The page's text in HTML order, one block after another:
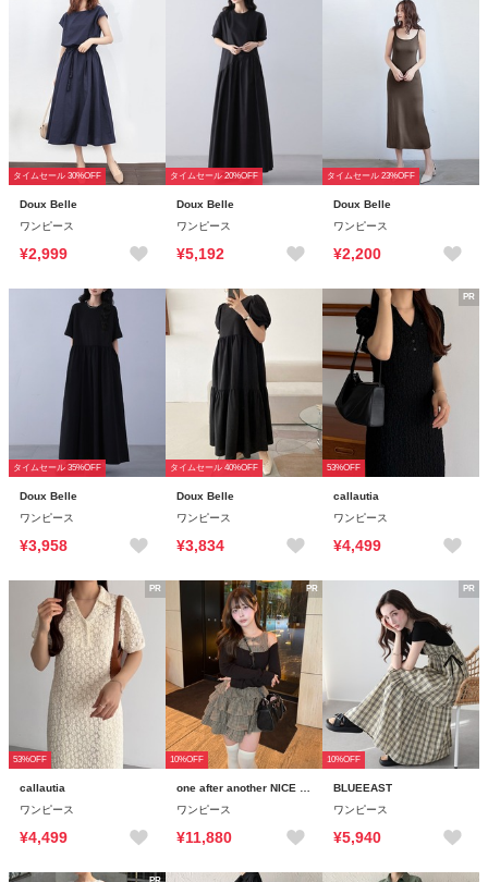
タイムセール 30%OFF
Doux Belle
ワンピース
¥2,999
タイムセール 20%OFF
Doux Belle
ワンピース
¥5,192
タイムセール 23%OFF
Doux Belle
ワンピース
¥2,200
タイムセール 35%OFF
Doux Belle
ワンピース
¥3,958
タイムセール 40%OFF
Doux Belle
ワンピース
¥3,834
PR
53%OFF
callautia
ワンピース
¥4,499
PR
53%OFF
callautia
ワンピース
¥4,499
PR
10%OFF
ワンピース
¥11,880
PR
10%OFF
BLUEEAST
ワンピース
¥5,940